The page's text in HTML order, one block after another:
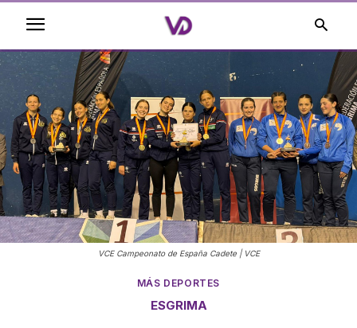
VCE Campeonato de España Cadete | VCE
MÁS DEPORTES
ESGRIMA